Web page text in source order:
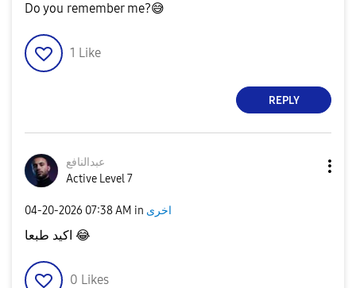
Do you remember me?😅
1 Like
REPLY
عبدالنافع
Active Level 7
‎04-20-2026 07:38 AM in اخرى
😂
0 Likes